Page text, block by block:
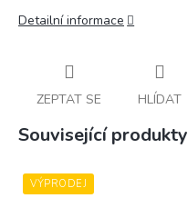
Detailní informace
ZEPTAT SE HLÍDAT
Související produkty
VÝPRODEJ